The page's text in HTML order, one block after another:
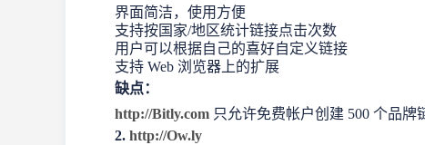
界面简洁，使用方便
支持按国家/地区统计链接点击次数
用户可以根据自己的喜好自定义链接
支持 Web 浏览器上的扩展
缺点：
http://Bitly.com 只允许免费帐户创建 500 个品牌
2. http://Ow.ly